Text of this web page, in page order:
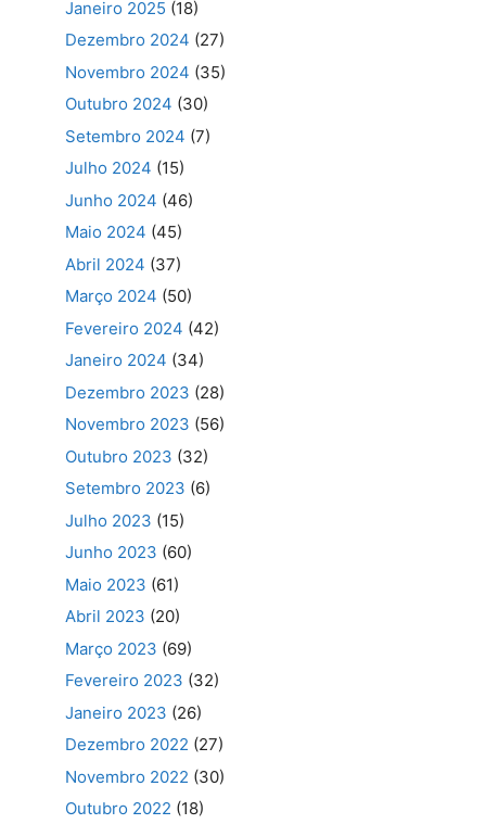
Janeiro 2025 (18)
Dezembro 2024 (27)
Novembro 2024 (35)
Outubro 2024 (30)
Setembro 2024 (7)
Julho 2024 (15)
Junho 2024 (46)
Maio 2024 (45)
Abril 2024 (37)
Março 2024 (50)
Fevereiro 2024 (42)
Janeiro 2024 (34)
Dezembro 2023 (28)
Novembro 2023 (56)
Outubro 2023 (32)
Setembro 2023 (6)
Julho 2023 (15)
Junho 2023 (60)
Maio 2023 (61)
Abril 2023 (20)
Março 2023 (69)
Fevereiro 2023 (32)
Janeiro 2023 (26)
Dezembro 2022 (27)
Novembro 2022 (30)
Outubro 2022 (18)